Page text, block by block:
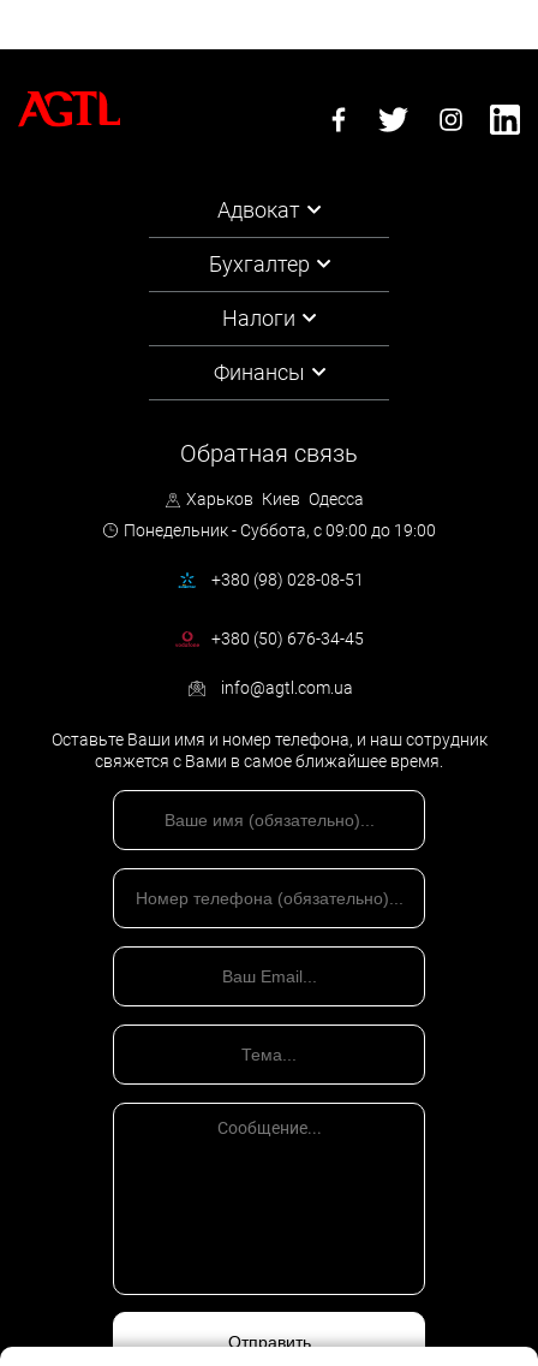
Адвокат
Бухгалтер
Налоги
Финансы
Обратная связь
Харьков Киев Одесса
Понедельник - Суббота, с 09:00 до 19:00
+380 (98) 028-08-51
+380 (50) 676-34-45
info@agtl.com.ua
Оставьте Ваши имя и номер телефона, и наш сотрудник
свяжется с Вами в самое ближайшее время.